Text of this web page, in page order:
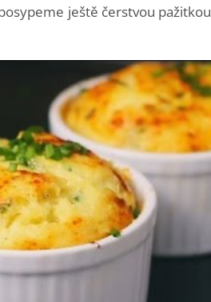
ještě čerstvou pažitkou